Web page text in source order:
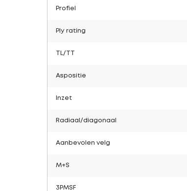
Profiel
Ply rating
TL/TT
Aspositie
Inzet
Radiaal/diagonaal
Aanbevolen velg
M+S
3PMSF